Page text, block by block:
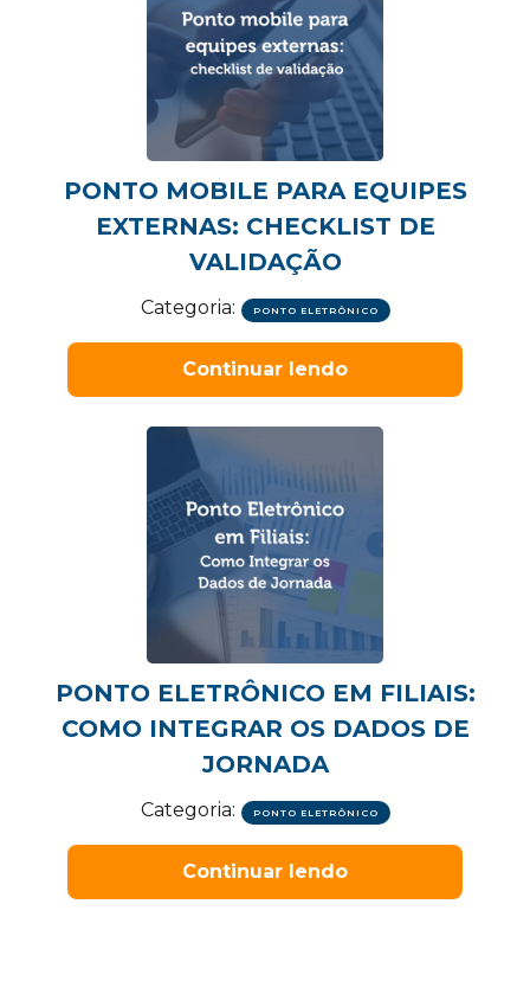
PONTO MOBILE PARA EQUIPES
EXTERNAS: CHECKLIST DE
VALIDAÇÃO
Categoria: PONTO ELETRÔNICO
Continuar lendo
PONTO ELETRÔNICO EM FILIAIS:
COMO INTEGRAR OS DADOS DE
JORNADA
Categoria: PONTO ELETRÔNICO
Continuar lendo